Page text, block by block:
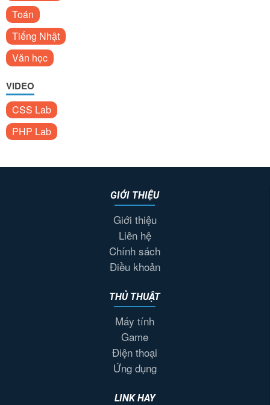
Toán
Tiếng Nhật
Văn học
VIDEO
CSS Lab
PHP Lab
GIỚI THIỆU
Giới thiệu
Liên hệ
Chính sách
Điều khoản
THỦ THUẬT
Máy tính
Game
Điện thoại
Ứng dụng
LINK HAY